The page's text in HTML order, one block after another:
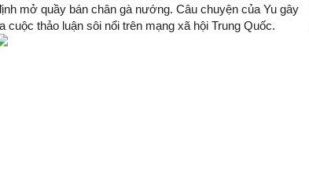
mở quầy bán chân gà nướng. Câu chuyện của Yu gây
cuộc thảo luận sôi nổi trên mạng xã hội Trung Quốc.